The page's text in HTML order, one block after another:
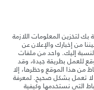
وغيرها من
الإجمالي للسيارة
قد تختلف من بلد إلى
المحلي للتأكد من توفّرها
بك لتخزين المعلومات اللازمة
من إخبارك والإعلان عن
إليك. واحد من ملفات
للعمل بطريقة جيدة، وقد
من هذا الموقع وحظرها، إلا
لا تعمل بشكل صحيح. لمعرفة
التي نستخدمها وكيفية